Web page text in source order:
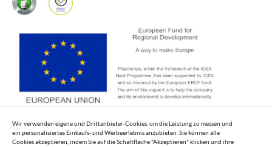
Wir verwenden eigene und Drittanbieter-Cookies, um die Leistung zu messen und
ein personalisiertes Einkaufs- und Werbeerlebnis anzubieten. Sie können alle
Cookies akzeptieren, indem Sie auf die Schaltfläche "Akzeptieren" klicken und ihre